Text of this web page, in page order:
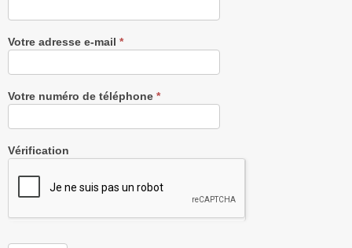
Votre adresse e-mail *
Votre numéro de téléphone *
Vérification